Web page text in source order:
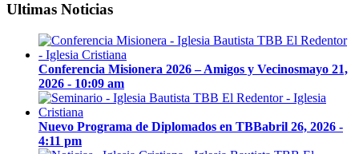
Ultimas Noticias
Conferencia Misionera 2026 – Amigos y Vecinosmayo 21,
2026 - 10:09 am
Nuevo Programa de Diplomados en TBBabril 26, 2026 -
4:11 pm